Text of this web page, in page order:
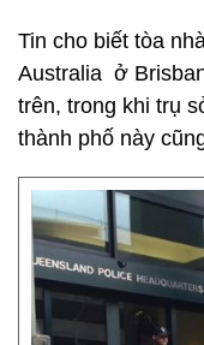
Tin cho biết tòa
Australia ở
trên, trong khi trụ
thành phố này